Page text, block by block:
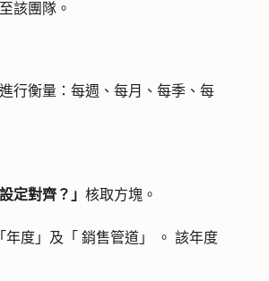
該團隊。
行衡量 ：每週、每月、每季、每
定對齊？」 核取方塊。
「 年度」及「 銷售管道」 。 該年度